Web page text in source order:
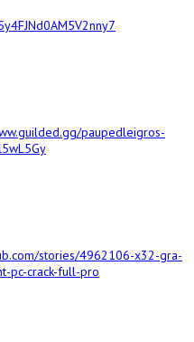
paupedleigros-
stories/4962106-x32-gra-
pc-crack-full-pro